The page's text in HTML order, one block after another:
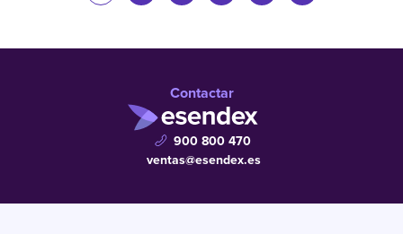
Contactar
900 800 470
ventas@esendex.es